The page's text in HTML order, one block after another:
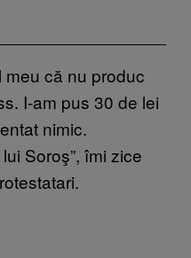
meu că nu produc
I-am pus 30 de lei
nimic.
Soroş”, îmi zice